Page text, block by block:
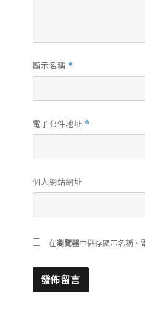
顯示名稱 *
電子郵件地址 *
個人網站網址
在瀏覽器中儲存顯示名稱、